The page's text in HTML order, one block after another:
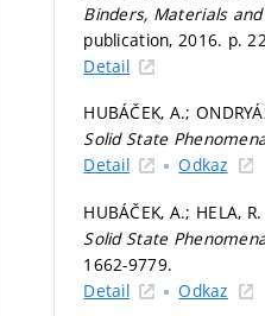
Binders, Materials
publication, 2016. p.
Detail
HUBÁČEK, A.;
Solid State
Detail
Odkaz
HUBÁČEK, A.; HELA,
Solid State
1662-9779.
Detail
Odkaz